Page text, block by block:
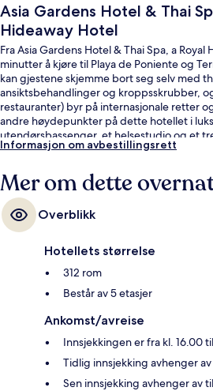
Asia Gardens Hotel & Thai
Hideaway Hotel
Fra Asia Gardens Hotel & Thai Spa, a
minutter å kjøre til Playa de Poniente og
kan gjestene skjemme bort seg selv med
ansiktsbehandlinger og kroppsskrubber,
restauranter) byr på internasjonale retter
andre høydepunkter på dette hotellet i
utendørsbassenger, et helsestudio og et
Informasjon om avbestillingsrett
Mer om dette
Overblikk
Hotellets størrelse
312 rom
Består av 5 etasjer
Ankomst/avreise
Innsjekkingen er fra kl. 16.00
Tidlig innsjekking avhenger
Sen innsjekking avhenger av